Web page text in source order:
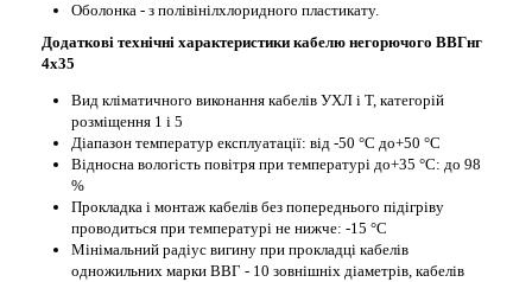
Оболонка - з полівінілхлоридного пластикату.
Додаткові технічні характеристики кабелю негорючого ВВГнг
4х35
Вид кліматичного виконання кабелів УХЛ і Т, категорій
розміщення 1 і 5
Діапазон температур експлуатації: від -50 °С до+50 °С
Відносна вологість повітря при температурі до+35 °С: до 98
%
Прокладка і монтаж кабелів без попереднього підігріву
проводиться при температурі не нижче: -15 °С
Мінімальний радіус вигину при прокладці кабелів
одножильних марки ВВГ - 10 зовнішніх діаметрів, кабелів